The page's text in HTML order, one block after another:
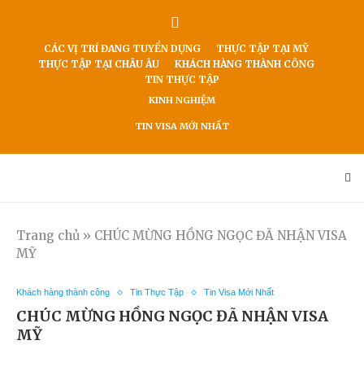
CÁC VỊ TRÍ ĐANG TUYỂN DỤNG
THỰC TẬP TẠI MỸ
THỰC TẬP TẠI CHÂU ÂU
KHÁCH HÀNG THÀNH CÔNG
TIN THỰC TẬP
KINH NGHIỆM
TIN VISA MỚI NHẤT
Trang chủ » CHÚC MỪNG HỒNG NGỌC ĐÃ NHẬN VISA
MỸ
Khách hàng thành công Tin Thực Tập Tin Visa Mới Nhất
CHÚC MỪNG HỒNG NGỌC ĐÃ NHẬN VISA
MỸ